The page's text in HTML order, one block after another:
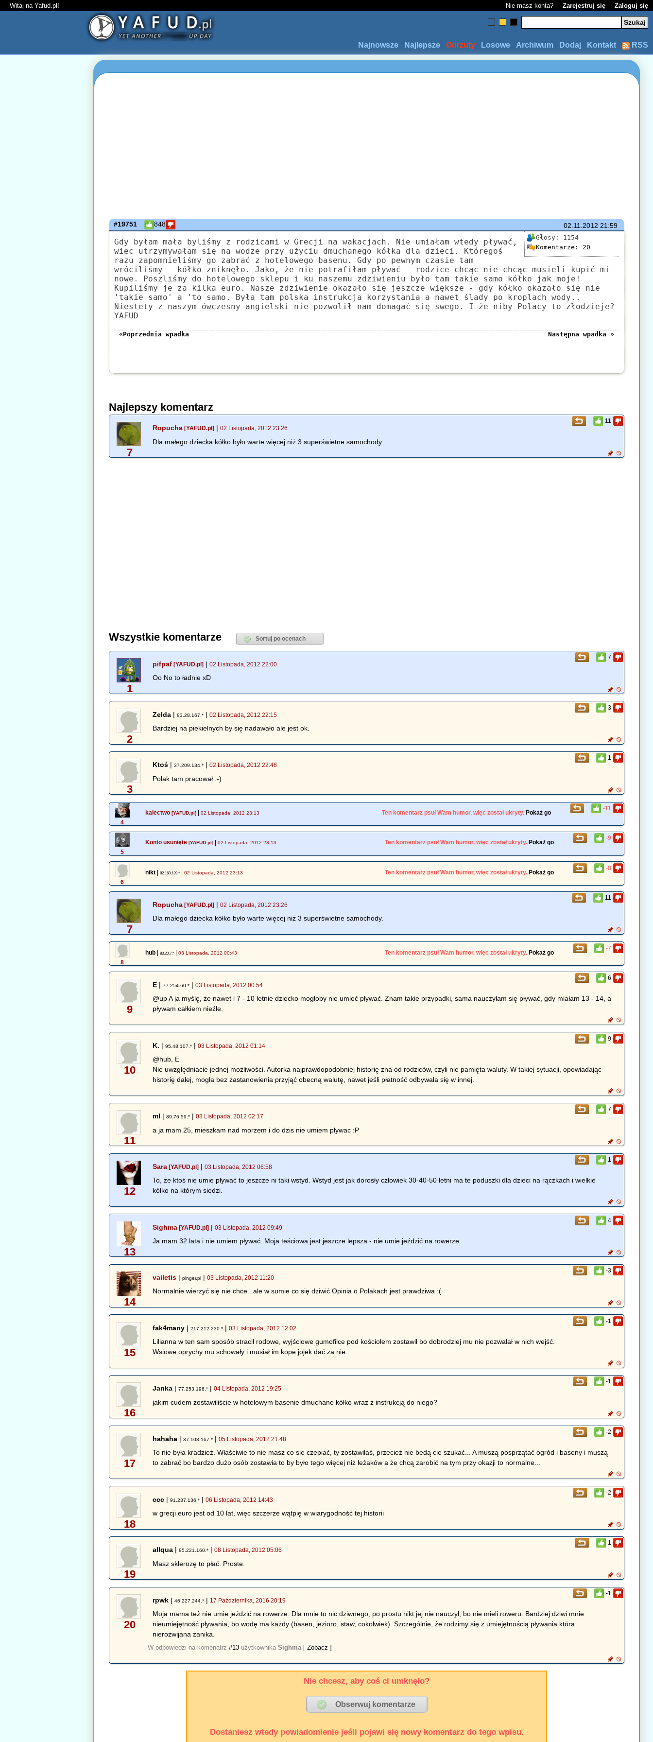
Witaj na Yafud.pl! Nie masz konta? Zarejestruj się Zaloguj się
RSS
Kontakt
Dodaj
Archiwum
Losowe
Odrzuty
Najlepsze
Najnowsze
02.11.2012 21:59
#19751 848
Głosy: 1154
Komentarze: 20
Gdy byłam mała byliśmy z rodzicami w Grecji na wakacjach. Nie umiałam wtedy pływać,
wiec utrzymywałam się na wodze przy użyciu dmuchanego kółka dla dzieci. Któregoś
razu zapomnieliśmy go zabrać z hotelowego basenu. Gdy po pewnym czasie tam
wróciliśmy - kółko zniknęło. Jako, że nie potrafiłam pływać - rodzice chcąc nie chcąc musieli kupić mi
nowe. Poszliśmy do hotelowego sklepu i ku naszemu zdziwieniu było tam takie samo kółko jak moje!
Kupiliśmy je za kilka euro. Nasze zdziwienie okazało się jeszcze większe - gdy kółko okazało się nie
'takie samo' a 'to samo. Była tam polska instrukcja korzystania a nawet ślady po kroplach wody..
Niestety z naszym ówczesny angielski nie pozwolił nam domagać się swego. I że niby Polacy to złodzieje?
YAFUD
«Poprzednia wpadka Następna wpadka »
Najlepszy komentarz
11
7
Ropucha [YAFUD.pl] |02 Listopada, 2012 23:26
Dla małego dziecka kółko było warte więcej niż 3 superświetne samochody.
Wszystkie komentarze
7
1
pifpaf [YAFUD.pl] |02 Listopada, 2012 22:00
Oo No to ładnie xD
3
2
Zelda |83.28.167.* |02 Listopada, 2012 22:15
Bardziej na piekielnych by się nadawało ale jest ok.
1
3
Ktoś |37.209.134.* |02 Listopada, 2012 22:48
Polak tam pracował :-)
-11
4
kalectwo[YAFUD.pl]| 02 Listopada, 2012 23:13 Ten komentarz psuł Wam humor, więc został ukryty. Pokaż go
-9
5
Konto usunięte[YAFUD.pl]| 02 Listopada, 2012 23:13 Ten komentarz psuł Wam humor, więc został ukryty. Pokaż go
-8
6
nikt| 82.160.139.*| 02 Listopada, 2012 23:13 Ten komentarz psuł Wam humor, więc został ukryty. Pokaż go
11
7
Ropucha [YAFUD.pl] |02 Listopada, 2012 23:26
Dla małego dziecka kółko było warte więcej niż 3 superświetne samochody.
-7
8
hub| 83.20.7.*| 03 Listopada, 2012 00:43 Ten komentarz psuł Wam humor, więc został ukryty. Pokaż go
6
9
E |77.254.60.* |03 Listopada, 2012 00:54
@up A ja myślę, że nawet i 7 - 10 letnie dziecko mogłoby nie umieć pływać. Znam takie przypadki, sama nauczyłam się pływać, gdy miałam 13 - 14, a
pływam całkiem nieźle.
9
10
K. |95.48.107.* |03 Listopada, 2012 01:14
@hub, E
Nie uwzględniacie jednej możliwości. Autorka najprawdopodobniej historię zna od rodziców, czyli nie pamięta waluty. W takiej sytuacji, opowiadając
historię dalej, mogła bez zastanowienia przyjąć obecną walutę, nawet jeśli płatność odbywała się w innej.
7
11
ml |89.76.59.* |03 Listopada, 2012 02:17
a ja mam 25, mieszkam nad morzem i do dzis nie umiem plywac :P
1
12
Sara [YAFUD.pl] |03 Listopada, 2012 06:58
To, że ktoś nie umie pływać to jeszcze ni taki wstyd. Wstyd jest jak dorosły człowiek 30-40-50 letni ma te poduszki dla dzieci na rączkach i wielkie
kółko na którym siedzi.
4
13
Sighma [YAFUD.pl] |03 Listopada, 2012 09:49
Ja mam 32 lata i nie umiem pływać. Moja teściowa jest jeszcze lepsza - nie umie jeździć na rowerze.
-3
14
vailetis |pinger.pl |03 Listopada, 2012 11:20
Normalnie wierzyć się nie chce...ale w sumie co się dziwić.Opinia o Polakach jest prawdziwa :(
-1
15
fak4many |217.212.230.* |03 Listopada, 2012 12:02
Lilianna w ten sam sposób stracił rodowe, wyjściowe gumofilce pod kościołem zostawił bo dobrodziej mu nie pozwalał w nich wejść.
Wsiowe oprychy mu schowały i musiał im kope jojek dać za nie.
-1
16
Janka |77.253.196.* |04 Listopada, 2012 19:25
jakim cudem zostawiliście w hotelowym basenie dmuchane kółko wraz z instrukcją do niego?
-2
17
hahaha |37.108.167.* |05 Listopada, 2012 21:48
To nie była kradzież. Właściwie to nie masz co sie czepiać, ty zostawiłaś, przecież nie bedą cie szukać... A muszą posprzątać ogród i baseny i muszą
to zabrać bo bardzo dużo osób zostawia to by było tego więcej niż leżaków a że chcą zarobić na tym przy okazji to normalne...
-2
18
ccc |91.237.136.* |06 Listopada, 2012 14:43
w grecji euro jest od 10 lat, więc szczerze wątpię w wiarygodność tej historii
1
19
allqua |85.221.160.* |08 Listopada, 2012 05:06
Masz sklerozę to płać. Proste.
-1
20
rpwk |46.227.244.* | 17 Października, 2016 20:19
Moja mama też nie umie jeździć na rowerze. Dla mnie to nic dziwnego, po prostu nikt jej nie nauczył, bo nie mieli roweru. Bardziej dziwi mnie
nieumiejętność pływania, bo wodę ma każdy (basen, jezioro, staw, cokolwiek). Szczególnie, że rodzimy się z umiejętnością pływania która
nierozwijana zanika.
W odpowiedzi na komenatrz#13 użytkownikaSighma [ Zobacz ]
Nie chcesz, aby coś ci umknęło?
Dostaniesz wtedy powiadomienie jeśli pojawi się nowy komentarz do tego wpisu.